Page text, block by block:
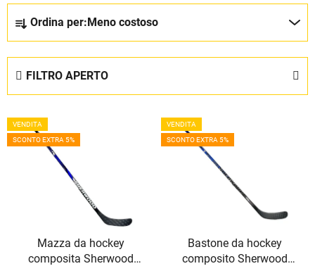
m
e
Ordina per: Meno costoso
FILTRO APERTO
E
l
VENDITA
SCONTO EXTRA 5%
Mazza da hockey
composita Sherwood
VENDITA
SCONTO EXTRA 5%
Bastone da hockey
composito Sherwood